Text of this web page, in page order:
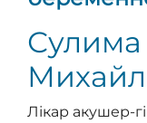
Лікар акушер-